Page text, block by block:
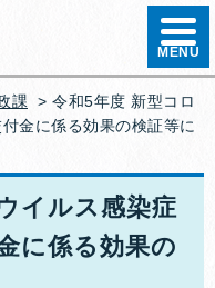
ハンバ
MENU
課 > 令和5年度 新型コロ
金に係る効果の検証等に
イルス感染症
に係る効果の